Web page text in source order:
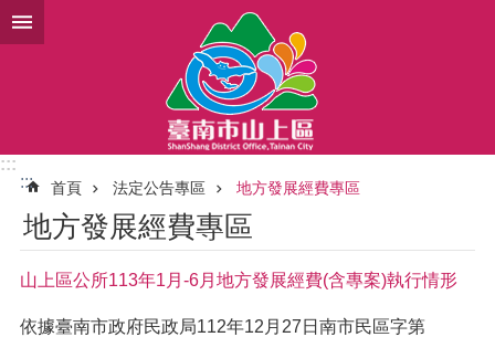
跳到主要內容區塊
:::
:::
首頁 法定公告專區 地方發展經費專區
地方發展經費專區
山上區公所113年1月-6月地方發展經費(含專案)執行情形
依據臺南市政府民政局112年12月27日南市民區字第